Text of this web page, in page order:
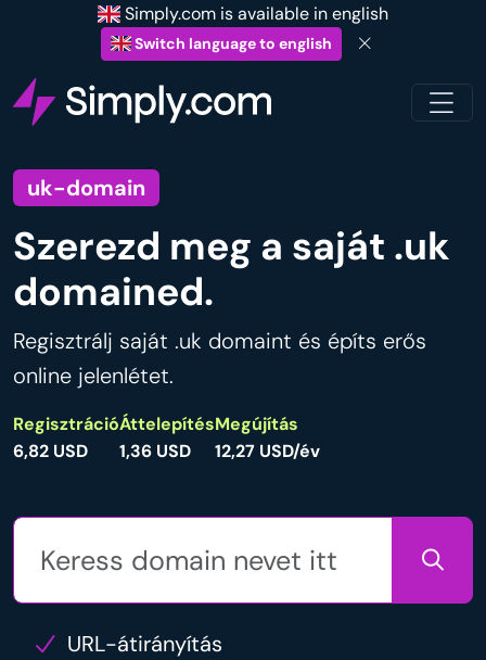
Simply.com is available in english
Switch language to english
uk-domain
Szerezd meg a saját .uk
domained.
Regisztrálj saját .uk domaint és építs erős
online jelenlétet.
Regisztráció
6,82 USD
Áttelepítés
1,36 USD
Megújítás
12,27 USD/év
URL-átirányítás